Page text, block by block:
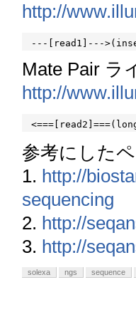
http://
Mate Pair ラ
http://
参考にした
1. http://
sequencing
2. http://
3. http://
solexa ngs sequence